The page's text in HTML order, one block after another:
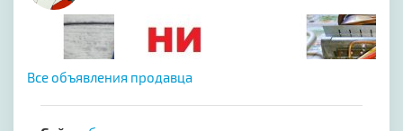
Все объявления продавца